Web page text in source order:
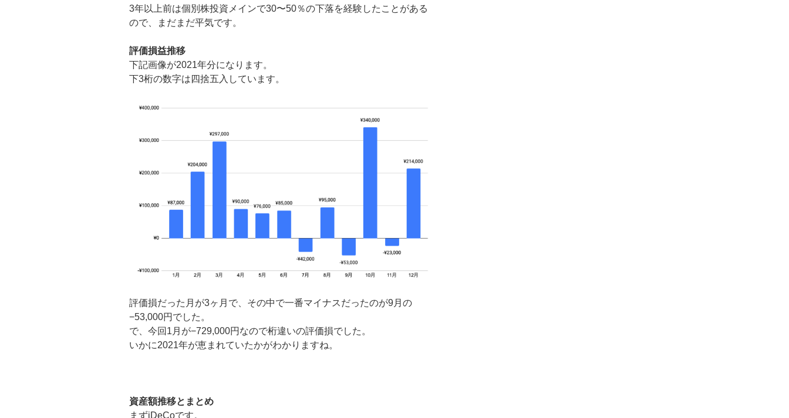
3年以上前は個別株投資メインで30〜50％の下落を経験したことがある
ので、まだまだ平気です。
評価損益推移
下記画像が2021年分になります。
下3桁の数字は四捨五入しています。
評価損だった月が3ヶ月で、その中で一番マイナスだったのが9月の
−53,000円でした。
で、今回1月が−729,000円なので桁違いの評価損でした。
いかに2021年が恵まれていたかがわかりますね。
資産額推移とまとめ
まずiDeCoです。